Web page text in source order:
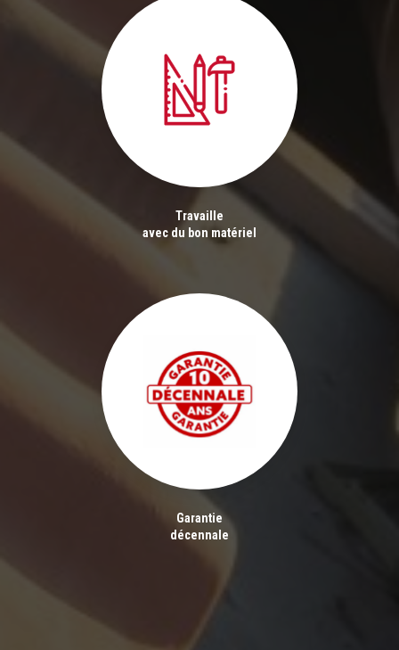
Travaille
avec du bon matériel
Garantie
décennale